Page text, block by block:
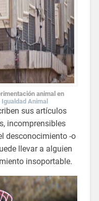
animal en
Igualdad Animal
sus artículos
incomprensibles
desconocimiento -o
llevar a alguien
insoportable.